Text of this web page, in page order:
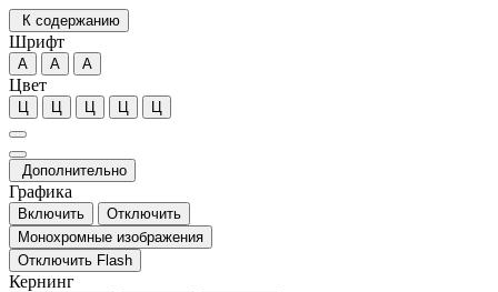
К содержанию
Шрифт
А А А
Цвет
Ц Ц Ц Ц Ц
Дополнительно
Графика
Включить
Отключить
Монохромные изображения
Отключить Flash
Кернинг